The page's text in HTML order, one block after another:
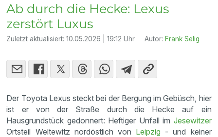
Ab durch die Hecke: Lexus
zerstört Luxus
Zuletzt aktualisiert:10.05.2026 | 19:12 Uhr Autor: Frank Selig
Der Toyota Lexus steckt bei der Bergung im Gebüsch, hier
ist er von der Straße durch die Hecke auf ein
Hausgrundstück gedonnert: Heftiger Unfall im Jesewitzer
Ortsteil Weltewitz nordöstlich von Leipzig - und keiner